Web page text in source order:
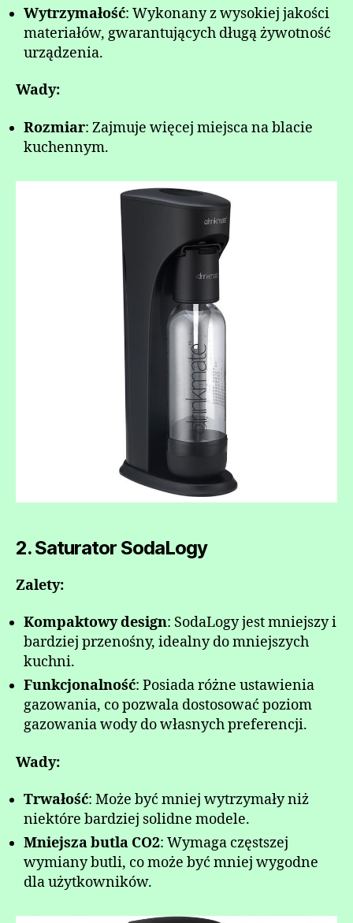
Wytrzymałość: Wykonany z wysokiej jakości
materiałów, gwarantujących długą żywotność
urządzenia.
Wady:
Rozmiar: Zajmuje więcej miejsca na blacie
kuchennym.
2. Saturator SodaLogy
Zalety:
Kompaktowy design: SodaLogy jest mniejszy i
bardziej przenośny, idealny do mniejszych
kuchni.
Funkcjonalność: Posiada różne ustawienia
gazowania, co pozwala dostosować poziom
gazowania wody do własnych preferencji.
Wady:
Trwałość: Może być mniej wytrzymały niż
niektóre bardziej solidne modele.
Mniejsza butla CO2: Wymaga częstszej
wymiany butli, co może być mniej wygodne
dla użytkowników.